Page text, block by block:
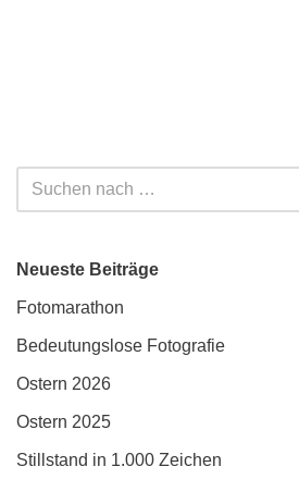
Neueste Beiträge
Fotomarathon
Bedeutungslose Fotografie
Ostern 2026
Ostern 2025
Stillstand in 1.000 Zeichen